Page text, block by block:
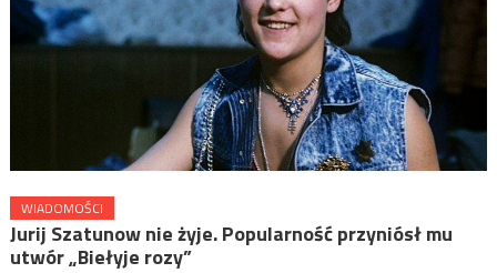
WIADOMOŚCI
Jurij Szatunow nie żyje. Popularność przyniósł mu
utwór „Biełyje rozy”